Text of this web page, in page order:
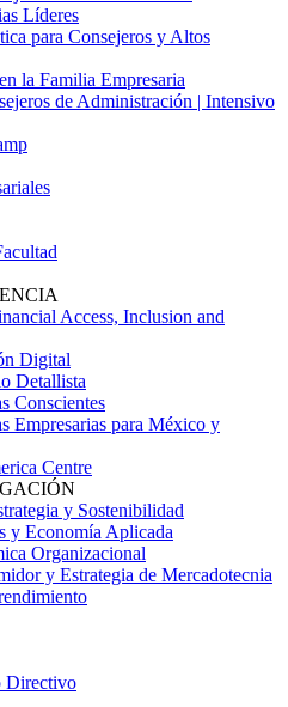
Líderes
para Consejeros y Altos
la Familia Empresaria
de Administración | Intensivo
Access, Inclusion and
Digital
Detallista
Conscientes
Empresarias para México y
Centre
y Sostenibilidad
y Economía Aplicada
Organizacional
y Estrategia de Mercadotecnia
Directivo